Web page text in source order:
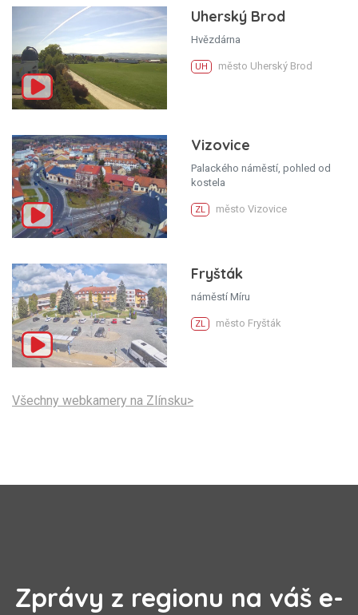
Uherský Brod
Hvězdárna
UH město Uherský Brod
Vizovice
Palackého náměstí, pohled od
kostela
ZL město Vizovice
Fryšták
náměstí Míru
ZL město Fryšták
Všechny webkamery na Zlínsku>
Zprávy z regionu na váš e-